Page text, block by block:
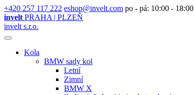
+420 257 117 222 eshop@invelt.com po - pá: 10:00 - 18:00
invelt PRAHA | PLZEŇ
invelt s.r.o.
Kola
BMW sady kol
Letní
Zimní
BMW X